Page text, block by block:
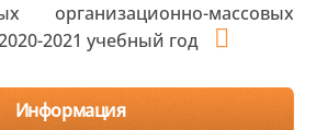
организационно-массовых
2021 учебный год
Информация